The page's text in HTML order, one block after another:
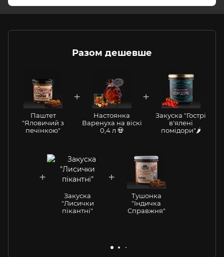
Разом дешевше
Паштет
"Яловичий з
печінкою"
Настоянка
Варенуха на віскі
0,4 л 💀
Закуска "Гострі
в'ялені
помідори"🌶️
Закуска
"Лисички
пікантні"
Тушонка
"Індичка
Справжня"